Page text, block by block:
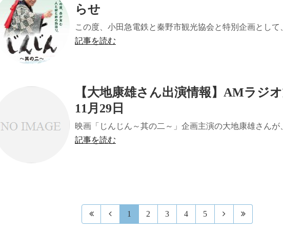
らせ
この度、小田急電鉄と秦野市観光協会と特別企画として
記事を読む
【大地康雄さん出演情報】AMラジ
11月29日
映画「じんじん～其の二～」企画主演の大地康雄さんが
記事を読む
1 2 3 4 5